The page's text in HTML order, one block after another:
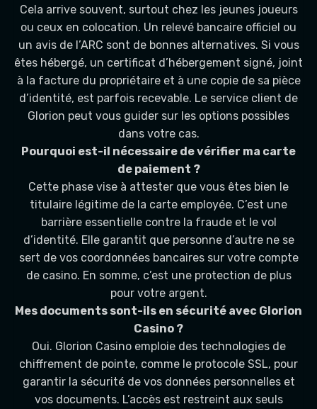
Cela arrive souvent, surtout chez les jeunes joueurs
ou ceux en colocation. Un relevé bancaire officiel ou
un avis de l’ARC sont de bonnes alternatives. Si vous
êtes hébergé, un certificat d’hébergement signé, joint
à la facture du propriétaire et à une copie de sa pièce
d’identité, est parfois recevable. Le service client de
Glorion peut vous guider sur les options possibles
dans votre cas.
Pourquoi est-il nécessaire de vérifier ma carte
de paiement ?
Cette phase vise à attester que vous êtes bien le
titulaire légitime de la carte employée. C’est une
barrière essentielle contre la fraude et le vol
d’identité. Elle garantit que personne d’autre ne se
sert de vos coordonnées bancaires sur votre compte
de casino. En somme, c’est une protection de plus
pour votre argent.
Mes documents sont-ils en sécurité avec Glorion
Casino ?
Oui. Glorion Casino emploie des technologies de
chiffrement de pointe, comme le protocole SSL, pour
garantir la sécurité de vos données personnelles et
vos documents. L’accès est restreint aux seuls